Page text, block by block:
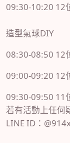
09:30-10:20 12
造型氣球DIY
08:30-08:50 12
09:00-09:20 12
09:30-09:50 11
若有活動上任何
LINE ID：